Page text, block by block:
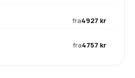
fra4927 kr
fra4757 kr